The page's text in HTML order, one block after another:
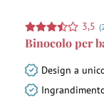
3,5
Binocolo per
Design a